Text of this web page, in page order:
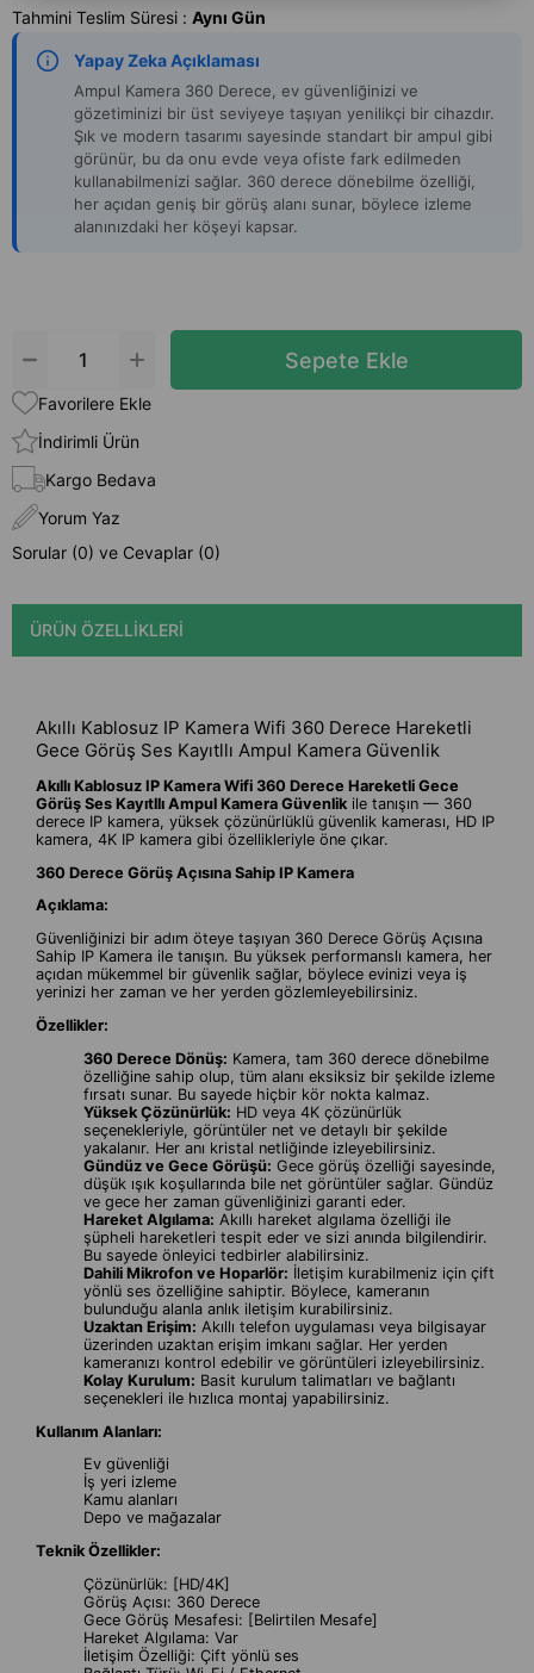
Tahmini Teslim Süresi : Aynı Gün
Yapay Zeka Açıklaması
Ampul Kamera 360 Derece, ev güvenliğinizi ve
gözetiminizi bir üst seviyeye taşıyan yenilikçi bir cihazdır.
Şık ve modern tasarımı sayesinde standart bir ampul gibi
görünür, bu da onu evde veya ofiste fark edilmeden
kullanabilmenizi sağlar. 360 derece dönebilme özelliği,
her açıdan geniş bir görüş alanı sunar, böylece izleme
alanınızdaki her köşeyi kapsar.
Favorilere Ekle
İndirimli Ürün
Kargo Bedava
Yorum Yaz
Sorular (0) ve Cevaplar (0)
ÜRÜN ÖZELLIKLERI
Akıllı Kablosuz IP Kamera Wifi 360 Derece Hareketli
Gece Görüş Ses Kayıtllı Ampul Kamera Güvenlik
Akıllı Kablosuz IP Kamera Wifi 360 Derece Hareketli Gece
Görüş Ses Kayıtllı Ampul Kamera Güvenlik ile tanışın — 360
derece IP kamera, yüksek çözünürlüklü güvenlik kamerası, HD IP
kamera, 4K IP kamera gibi özellikleriyle öne çıkar.
360 Derece Görüş Açısına Sahip IP Kamera
Açıklama:
Güvenliğinizi bir adım öteye taşıyan 360 Derece Görüş Açısına
Sahip IP Kamera ile tanışın. Bu yüksek performanslı kamera, her
açıdan mükemmel bir güvenlik sağlar, böylece evinizi veya iş
yerinizi her zaman ve her yerden gözlemleyebilirsiniz.
Özellikler:
360 Derece Dönüş: Kamera, tam 360 derece dönebilme
özelliğine sahip olup, tüm alanı eksiksiz bir şekilde izleme
fırsatı sunar. Bu sayede hiçbir kör nokta kalmaz.
Yüksek Çözünürlük: HD veya 4K çözünürlük
seçenekleriyle, görüntüler net ve detaylı bir şekilde
yakalanır. Her anı kristal netliğinde izleyebilirsiniz.
Gündüz ve Gece Görüşü: Gece görüş özelliği sayesinde,
düşük ışık koşullarında bile net görüntüler sağlar. Gündüz
ve gece her zaman güvenliğinizi garanti eder.
Hareket Algılama: Akıllı hareket algılama özelliği ile
şüpheli hareketleri tespit eder ve sizi anında bilgilendirir.
Bu sayede önleyici tedbirler alabilirsiniz.
Dahili Mikrofon ve Hoparlör: İletişim kurabilmeniz için çift
yönlü ses özelliğine sahiptir. Böylece, kameranın
bulunduğu alanla anlık iletişim kurabilirsiniz.
Uzaktan Erişim: Akıllı telefon uygulaması veya bilgisayar
üzerinden uzaktan erişim imkanı sağlar. Her yerden
kameranızı kontrol edebilir ve görüntüleri izleyebilirsiniz.
Kolay Kurulum: Basit kurulum talimatları ve bağlantı
seçenekleri ile hızlıca montaj yapabilirsiniz.
Kullanım Alanları:
Ev güvenliği
İş yeri izleme
Kamu alanları
Depo ve mağazalar
Teknik Özellikler:
Çözünürlük: [HD/4K]
Görüş Açısı: 360 Derece
Gece Görüş Mesafesi: [Belirtilen Mesafe]
Hareket Algılama: Var
İletişim Özelliği: Çift yönlü ses